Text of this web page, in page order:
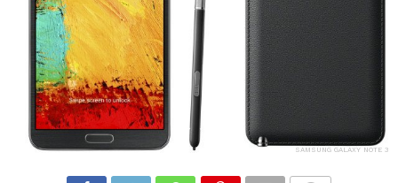
SAMSUNG GALAXY NOTE 3